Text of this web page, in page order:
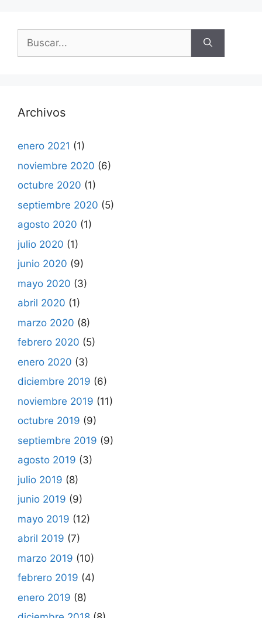
Buscar:
Archivos
enero 2021 (1)
noviembre 2020 (6)
octubre 2020 (1)
septiembre 2020 (5)
agosto 2020 (1)
julio 2020 (1)
junio 2020 (9)
mayo 2020 (3)
abril 2020 (1)
marzo 2020 (8)
febrero 2020 (5)
enero 2020 (3)
diciembre 2019 (6)
noviembre 2019 (11)
octubre 2019 (9)
septiembre 2019 (9)
agosto 2019 (3)
julio 2019 (8)
junio 2019 (9)
mayo 2019 (12)
abril 2019 (7)
marzo 2019 (10)
febrero 2019 (4)
enero 2019 (8)